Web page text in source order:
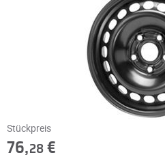
Stückpreis
76,28 €